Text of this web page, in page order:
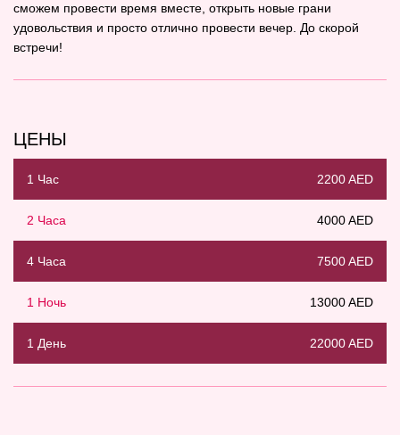
сможем провести время вместе, открыть новые грани
удовольствия и просто отлично провести вечер. До скорой
встречи!
ЦЕНЫ
1 Час 2200 AED
2 Часа 4000 AED
4 Часа 7500 AED
1 Ночь 13000 AED
1 День 22000 AED